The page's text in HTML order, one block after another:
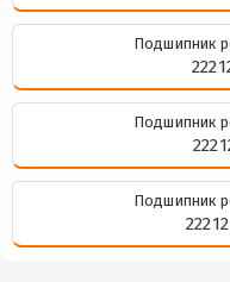
Подшипник
Подшипник
Подшипник